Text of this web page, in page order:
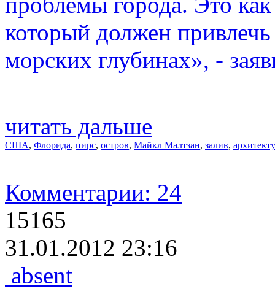
который должен
морских глубинах», -
читать дальше
США, Флорида, пирс, остров, Майкл Малтзан, залив,
Комментарии: 24
15165
31.01.2012 23:16
absent